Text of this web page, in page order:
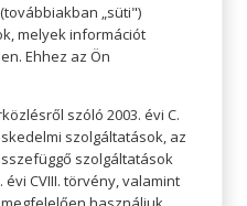
„süti")
melyek információt
Ehhez az Ön
szóló 2003. évi C.
szolgáltatások, az
szolgáltatások
CVIII. törvény, valamint